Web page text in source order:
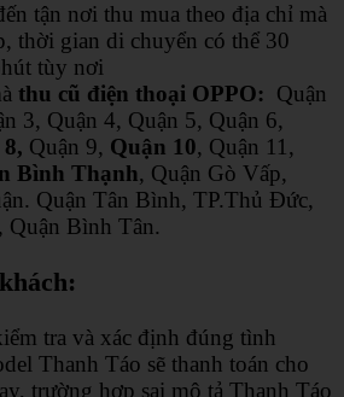
tận nơi thu mua theo địa chỉ mà
thời gian di chuyển có thể 30
tùy nơi
thu cũ điện thoại OPPO: Quận
3, Quận 4, Quận 5, Quận 6,
Quận 9, Quận 10, Quận 11,
Bình Thạnh, Quận Gò Vấp,
Quận Tân Bình, TP.Thủ Đức,
Quận Bình Tân.
tra và xác định đúng tình
Thanh Táo sẽ thanh toán cho
trường hợp sai mô tả Thanh Táo